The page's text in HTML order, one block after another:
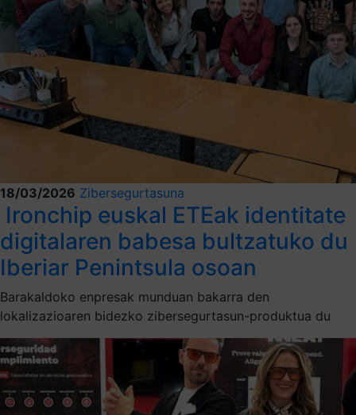
18/03/2026 Zibersegurtasuna
Ironchip euskal ETEak identitate
digitalaren babesa bultzatuko du
Iberiar Penintsula osoan
Barakaldoko enpresak munduan bakarra den
lokalizazioaren bidezko zibersegurtasun-produktua du